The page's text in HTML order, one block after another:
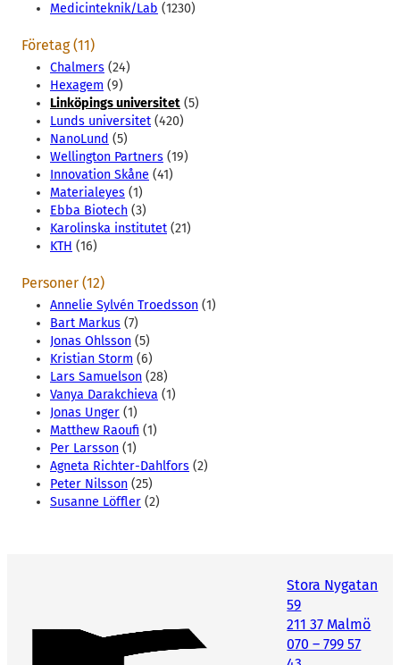
Medicinteknik/Lab (1230)
Företag (11)
Chalmers (24)
Hexagem (9)
Linköpings universitet (5)
Lunds universitet (420)
NanoLund (5)
Wellington Partners (19)
Innovation Skåne (41)
Materialeyes (1)
Ebba Biotech (3)
Karolinska institutet (21)
KTH (16)
Personer (12)
Annelie Sylvén Troedsson (1)
Bart Markus (7)
Jonas Ohlsson (5)
Kristian Storm (6)
Lars Samuelson (28)
Vanya Darakchieva (1)
Jonas Unger (1)
Matthew Raoufi (1)
Per Larsson (1)
Agneta Richter-Dahlfors (2)
Peter Nilsson (25)
Susanne Löffler (2)
Stora Nygatan
59
211 37 Malmö
070 – 799 57